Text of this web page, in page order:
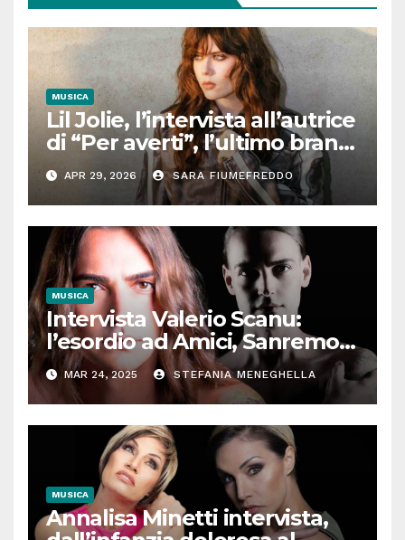
MUSICA
Lil Jolie, l’intervista all’autrice
di “Per averti”, l’ultimo brano
tra moltitudine e autenticità
APR 29, 2026 SARA FIUMEFREDDO
MUSICA
Intervista Valerio Scanu:
l’esordio ad Amici, Sanremo,
l’incontro con Maria De
Filippi, Ora o mai più. Il
cantante senza filtri
MAR 24, 2025 STEFANIA MENEGHELLA
MUSICA
Annalisa Minetti intervista,